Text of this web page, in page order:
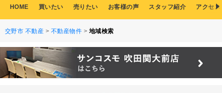
HOME 買いたい 売りたい お客様の声 スタッフ紹介 アクセ
交野市 不動産 > 不動産物件 > 地域検索